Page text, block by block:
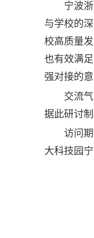
宁波
与学校的
校高质量
也有效满
强对接的
交流
据此研讨
访问
大科技园宁